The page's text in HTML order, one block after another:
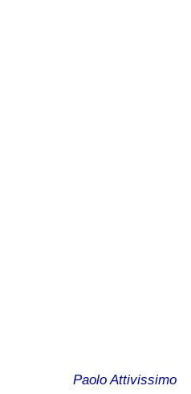
Paolo Attivissimo